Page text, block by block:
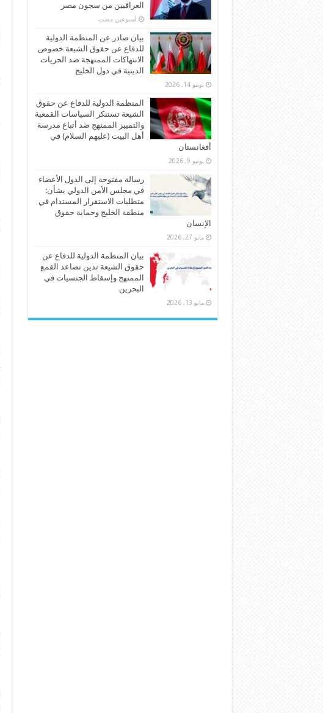
العراقيين من سجون مصر
‏أسبوعين مضت
بيان صادر عن المنظمة الدولية
للدفاع عن حقوق الشيعة خصوص
الانتهاكات الممنهجة ضد الحريات
الدينية في دول الخليج
يونيو 14, 2026
المنظمة الدولية للدفاع عن حقوق
الشيعة تستنكر السياسات القمعية
والتمييز الممنهج ضد أتباع مدرسة
أهل البيت (عليهم السلام) في
أفغانستان
يونيو 9, 2026
رسالة مفتوحة إلى الدول الأعضاء
في مجلس الأمن الدولي بشأن:
متطلبات الاستقرار المستدام في
منطقة الخليج وحماية حقوق
الإنسان
مايو 27, 2026
بيان المنظمة الدولية للدفاع عن
حقوق الشيعة تدين تصاعد القمع
الممنهج وإسقاط الجنسيات في
البحرين
مايو 13, 2026